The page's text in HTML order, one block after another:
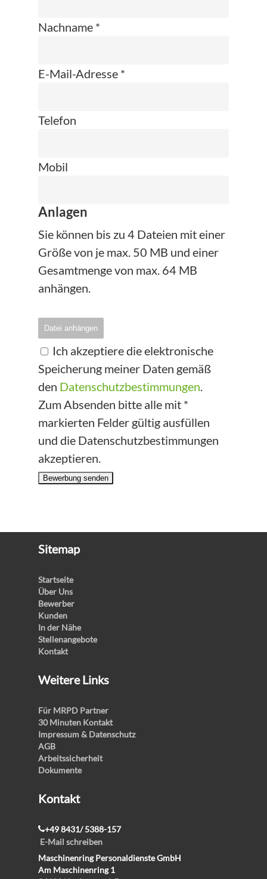
Nachname *
E-Mail-Adresse *
Telefon
Mobil
Anlagen
Sie können bis zu 4 Dateien mit einer
Größe von je max. 50 MB und einer
Gesamtmenge von max. 64 MB
anhängen.
Datei anhängen
Ich akzeptiere die elektronische
Speicherung meiner Daten gemäß
den Datenschutzbestimmungen.
Zum Absenden bitte alle mit *
markierten Felder gültig ausfüllen
und die Datenschutzbestimmungen
akzeptieren.
Bewerbung senden
Sitemap
Startseite
Über Uns
Bewerber
Kunden
In der Nähe
Stellenangebote
Kontakt
Weitere Links
Für MRPD Partner
30 Minuten Kontakt
Impressum & Datenschutz
AGB
Arbeitssicherheit
Dokumente
Kontakt
+49 8431/ 5388-157
E-Mail schreiben
Maschinenring Personaldienste GmbH
Am Maschinenring 1